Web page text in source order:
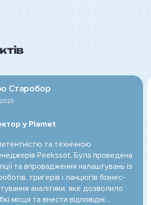
Старобор
у Plamet
та технічною
Peekssot. Була проведена
та впровадження налаштувань із
тригерів і ланцюгів бізнес-
аналітики, яке дозволило
місця та внести відповідні